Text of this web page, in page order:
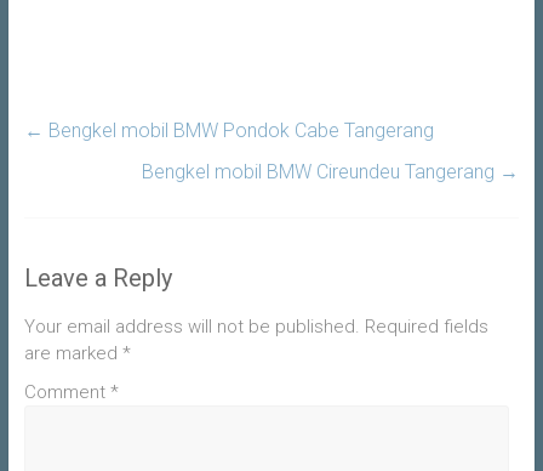
← Bengkel mobil BMW Pondok Cabe Tangerang
Bengkel mobil BMW Cireundeu Tangerang →
Leave a Reply
Your email address will not be published. Required fields
are marked *
Comment *